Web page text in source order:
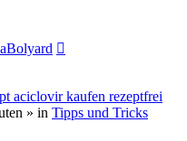
aciclovir kaufen rezeptfrei
» in Tipps und Tricks